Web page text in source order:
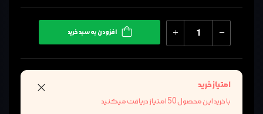
افزودن به سبد خرید
امتیاز خرید
با خرید این محصول 50 امتیاز دریافت میکنید